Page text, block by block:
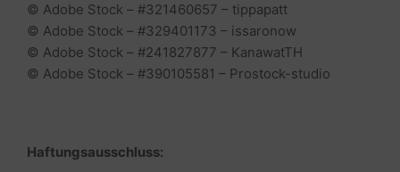
© Adobe Stock – #321460657 – tippapatt
© Adobe Stock – #329401173 – issaronow
© Adobe Stock – #241827877 – KanawatTH
© Adobe Stock – #390105581 – Prostock-studio
Haftungsausschluss: